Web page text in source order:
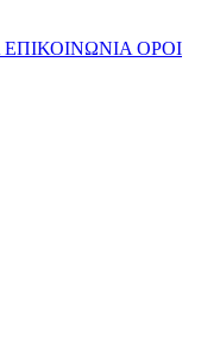
ΕΠΙΚΟΙΝΩΝΙΑ ΟΡΟΙ